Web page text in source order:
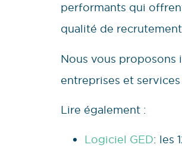
performants qui
qualité de
Nous vous proposons
entreprises et services
Lire également :
Logiciel GED: les